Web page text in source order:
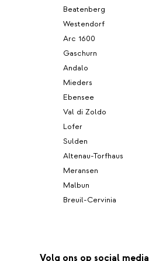
Beatenberg
Westendorf
Arc 1600
Gaschurn
Andalo
Mieders
Ebensee
Val di Zoldo
Lofer
Sulden
Altenau-Torfhaus
Meransen
Malbun
Breuil-Cervinia
Volg ons op social media